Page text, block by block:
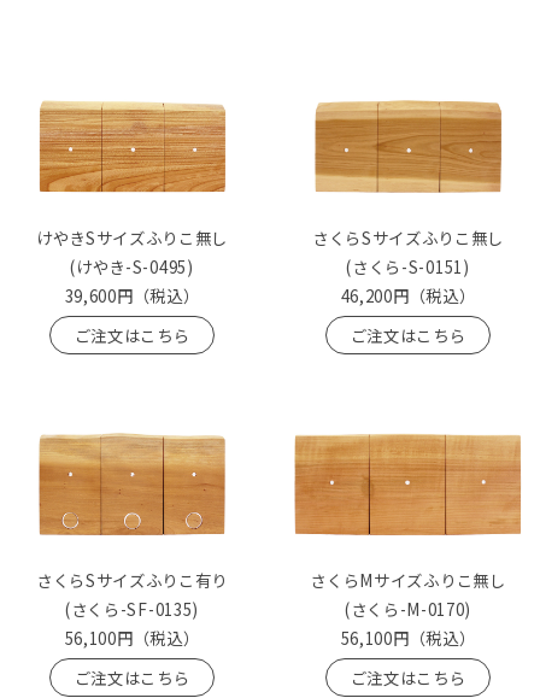
けやきSサイズふりこ無し
(けやき-S-0495)
39,600円 （税込）
ご注文はこちら
さくらSサイズふりこ無し
(さくら-S-0151)
46,200円 （税込）
ご注文はこちら
さくらSサイズふりこ有り
(さくら-SF-0135)
56,100円 （税込）
ご注文はこちら
さくらMサイズふりこ無し
(さくら-M-0170)
56,100円 （税込）
ご注文はこちら